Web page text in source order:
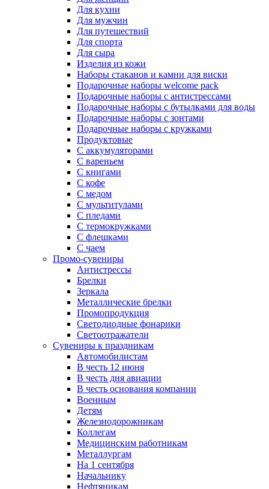
Для кухни
Для мужчин
Для путешествий
Для спорта
Для сыра
Изделия из кожи
Наборы стаканов и камни для виски
Подарочные наборы welcome pack
Подарочные наборы с антистрессами
Подарочные наборы с бутылками для воды
Подарочные наборы с зонтами
Подарочные наборы с кружками
Продуктовые
С аккумуляторами
С вареньем
С книгами
С кофе
С медом
С мультитулами
С пледами
С термокружками
С флешками
С чаем
Промо-сувениры
Антистрессы
Брелки
Зеркала
Металлические брелки
Промопродукция
Светодиодные фонарики
Светоотражатели
Сувениры к праздникам
Автомобилистам
В честь 12 июня
В честь дня авиации
В честь основания компании
Военным
Детям
Железнодорожникам
Коллегам
Медицинским работникам
Металлургам
На 1 сентября
Начальнику
Нефтяникам